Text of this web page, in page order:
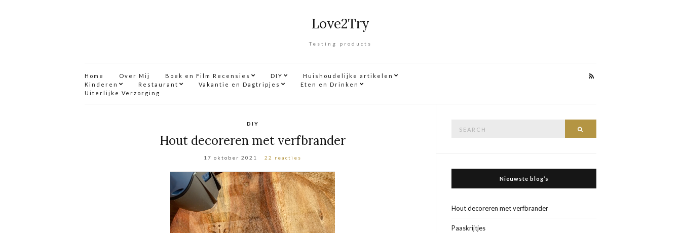
Love2Try
Testing products
Home Over Mij Boek en Film Recensies DIY
Huishoudelijke artikelen
Kinderen
Restaurant Vakantie en Dagtripjes
Eten en Drinken
Uiterlijke Verzorging
DIY
Hout decoreren met verfbrander
17 oktober 2021 22 reacties
Nieuwste blog’s
Hout decoreren met verfbrander
Paaskrijtjes